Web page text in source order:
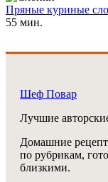
Пряные куриные
55 мин.
Шеф Повар
Лучшие
Домашние
по рубрикам,
близкими.